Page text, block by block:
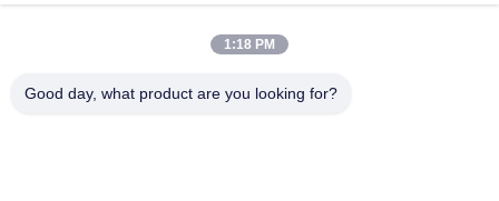
1:18 PM
Good day, what product are you looking for?